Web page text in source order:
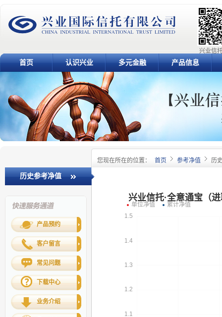
兴业信
首页 认识兴业 多元金融 产品信息
您现在所在的位置： 首页 参考净值 历
历史参考净值
产品预约
客户留言
常见问题
下载中心
业务介绍